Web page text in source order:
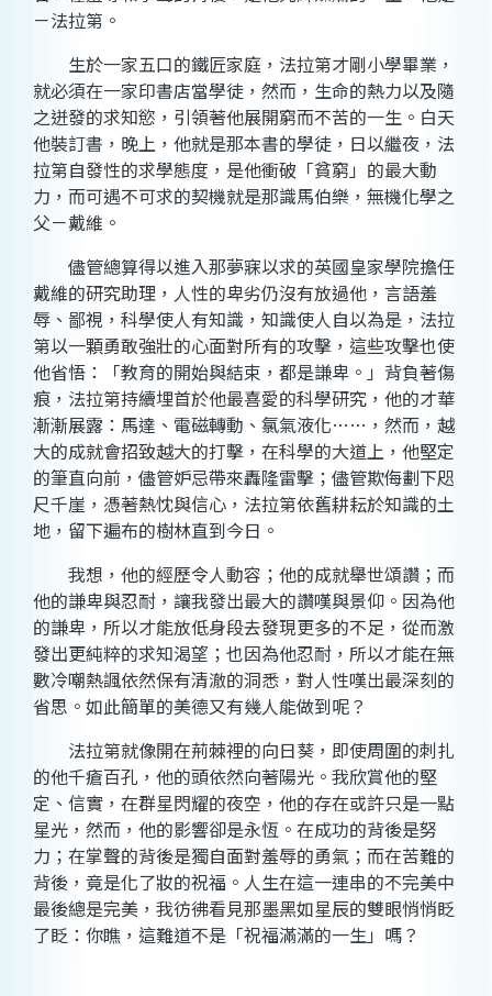
－法拉第。
生於一家五口的鐵匠家庭，法拉第才剛小學畢業，
就必須在一家印書店當學徒，然而，生命的熱力以及隨
之迸發的求知慾，引領著他展開窮而不苦的一生。白天
他裝訂書，晚上，他就是那本書的學徒，日以繼夜，法
拉第自發性的求學態度，是他衝破「貧窮」的最大動
力，而可遇不可求的契機就是那識馬伯樂，無機化學之
父－戴維。
儘管總算得以進入那夢寐以求的英國皇家學院擔任
戴維的研究助理，人性的卑劣仍沒有放過他，言語羞
辱、鄙視，科學使人有知識，知識使人自以為是，法拉
第以一顆勇敢強壯的心面對所有的攻擊，這些攻擊也使
他省悟：「教育的開始與結束，都是謙卑。」背負著傷
痕，法拉第持續埋首於他最喜愛的科學研究，他的才華
漸漸展露：馬達、電磁轉動、氯氣液化…… ，然而，越
大的成就會招致越大的打擊，在科學的大道上，他堅定
的筆直向前，儘管妒忌帶來轟隆雷擊；儘管欺侮劃下咫
尺千崖，憑著熱忱與信心，法拉第依舊耕耘於知識的土
地，留下遍布的樹林直到今日。
我想，他的經歷令人動容；他的成就舉世頌讚；而
他的謙卑與忍耐，讓我發出最大的讚嘆與景仰。因為他
的謙卑，所以才能放低身段去發現更多的不足，從而激
發出更純粹的求知渴望；也因為他忍耐，所以才能在無
數冷嘲熱諷依然保有清澈的洞悉，對人性嘆出最深刻的
省思。如此簡單的美德又有幾人能做到呢？
法拉第就像開在荊棘裡的向日葵，即使周圍的刺扎
的他千瘡百孔，他的頭依然向著陽光。我欣賞他的堅
定、信實，在群星閃耀的夜空，他的存在或許只是一點
星光，然而，他的影響卻是永恆。在成功的背後是努
力；在掌聲的背後是獨自面對羞辱的勇氣；而在苦難的
背後，竟是化了妝的祝福。人生在這一連串的不完美中
最後總是完美，我彷彿看見那墨黑如星辰的雙眼悄悄眨
了眨：你瞧，這難道不是「祝福滿滿的一生」嗎？